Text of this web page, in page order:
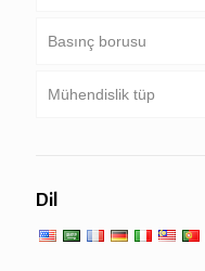
Yuvarlak, kare &
Galvanizli boru
Basınç borusu
Kazan, ısı
Mühendislik tüp
Dil